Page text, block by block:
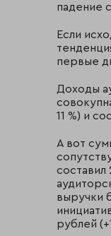
падение
Если
первые
Доходы
11 %) и
А вот
составил
выручки
рублей